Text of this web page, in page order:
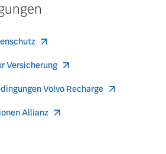
Versicherung
Volvo Recharge
Allianz